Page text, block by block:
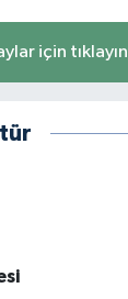
için tıklayın